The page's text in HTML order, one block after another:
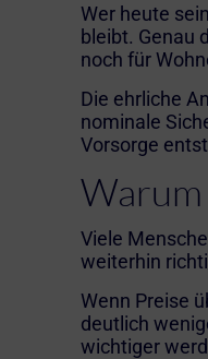
Wer heute
bleibt. Genau
noch für
Die ehrliche
nominale
Vorsorge
Viele
weiterhin
Wenn Preise
deutlich
wichtiger